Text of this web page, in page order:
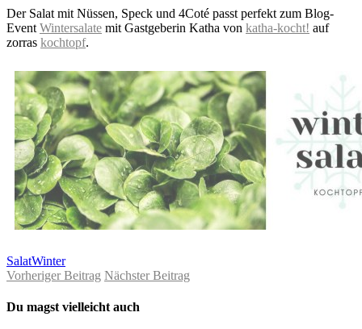
Der Salat mit Nüssen, Speck und 4Coté passt perfekt zum Blog-
Event Wintersalate mit Gastgeberin Katha von katha-kocht! auf
zorras kochtopf.
SalatWinter
Vorheriger Beitrag Nächster Beitrag
Du magst vielleicht auch